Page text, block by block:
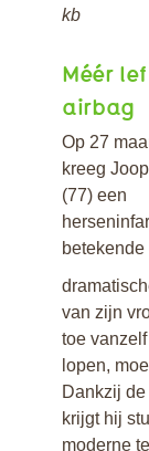
kb
Méér
airbag
Op 27
kreeg
(77) een
betekende
van zijn
toe
lopen,
Dankzij
krijgt hij
moderne